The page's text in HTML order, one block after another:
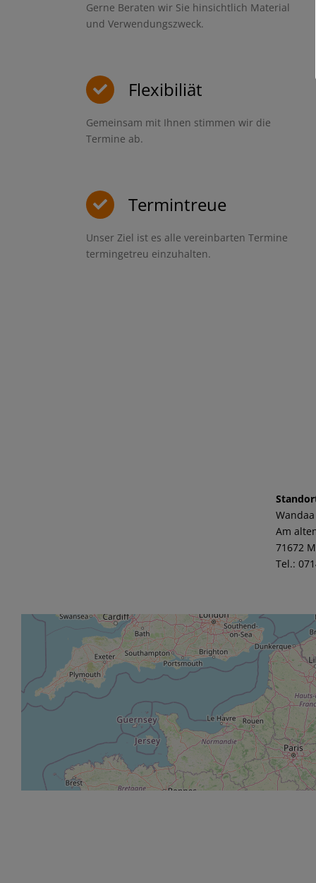
Gerne Beraten wir Sie hinsichtlich Material
und Verwendungszweck.
Flexibiliät
Gemeinsam mit Ihnen stimmen wir die
Termine ab.
Termintreue
Unser Ziel ist es alle vereinbarten Termine
termingetreu einzuhalten.
Am
71672
Tel.: